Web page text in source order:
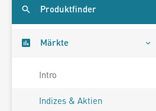
Produktfinder
Märkte
Intro
Indizes & Aktien